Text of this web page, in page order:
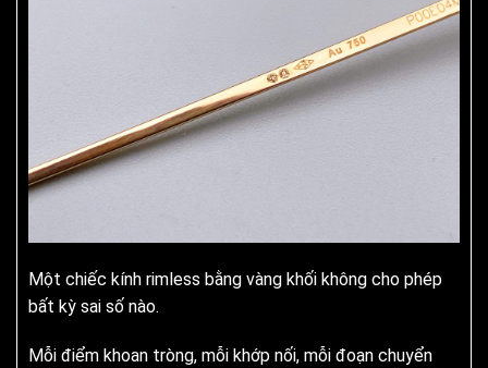
Một chiếc kính rimless bằng vàng khối không cho phép
bất kỳ sai số nào.
Mỗi điểm khoan tròng, mỗi khớp nối, mỗi đoạn chuyển